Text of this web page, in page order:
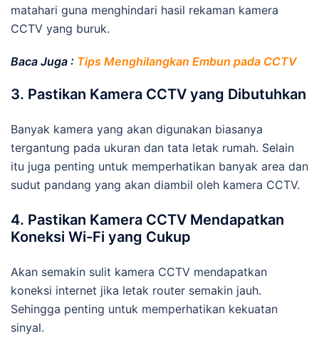
matahari guna menghindari hasil rekaman kamera
CCTV yang buruk.
Baca Juga : Tips Menghilangkan Embun pada CCTV
3. Pastikan Kamera CCTV yang Dibutuhkan
Banyak kamera yang akan digunakan biasanya
tergantung pada ukuran dan tata letak rumah. Selain
itu juga penting untuk memperhatikan banyak area dan
sudut pandang yang akan diambil oleh kamera CCTV.
4. Pastikan Kamera CCTV Mendapatkan
Koneksi Wi-Fi yang Cukup
Akan semakin sulit kamera CCTV mendapatkan
koneksi internet jika letak router semakin jauh.
Sehingga penting untuk memperhatikan kekuatan
sinyal.